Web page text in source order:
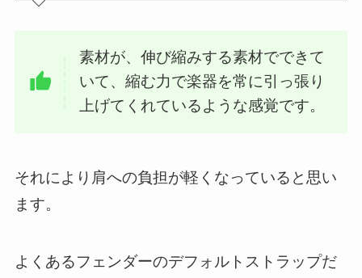
素材が、伸び縮みする素材でできて
いて、縮む力で楽器を常に引っ張り
上げてくれているような感覚です。
それにより肩への負担が軽くなっていると思い
ます。
よくあるフェンダーのデフォルトストラップだ